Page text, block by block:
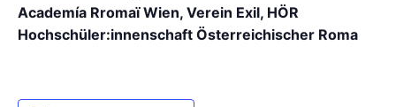
Academía Rromaï Wien, Verein Exil, HÖR
Hochschüler:innenschaft Österreichischer Roma